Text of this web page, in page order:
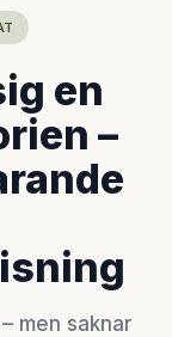
en
–
men saknar